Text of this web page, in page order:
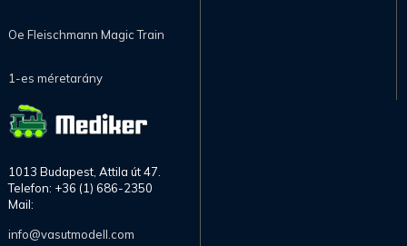
Oe Fleischmann Magic Train
1-es méretarány
1013 Budapest, Attila út 47.
Telefon: +36 (1) 686-2350
Mail:
info@vasutmodell.com